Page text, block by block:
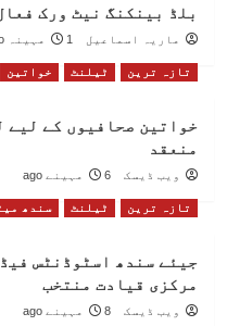
بلڈ بینکنگ نیٹ ورک
ماریہ اسماعیل 1 مہینہ ago
تازہ ترین ٹیلنٹ خواتین
خواتین صحافیوں کے لیے
منعقد
ویب ڈیسک 6 مہینے ago
تازہ ترین ٹیلنٹ سندھ
جیئے سندھ اسٹوڈنٹس
مرکزی قیادت منتخب
ویب ڈیسک 8 مہینے ago